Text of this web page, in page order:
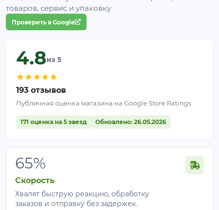
Плотность
40%
перец
вариант
Интенсивнее
80–95%
Максимальная
Кому подойдет?
товаров, сервис и упаковку
Проверить в Google
4.8из 5
★★★★★
193 отзывов
Публичная оценка магазина на Google Store Ratings
171 оценка на 5 звезд Обновлено: 26.05.2026
65%
Скорость
Хвалят быструю реакцию, обработку
заказов и отправку без задержек.